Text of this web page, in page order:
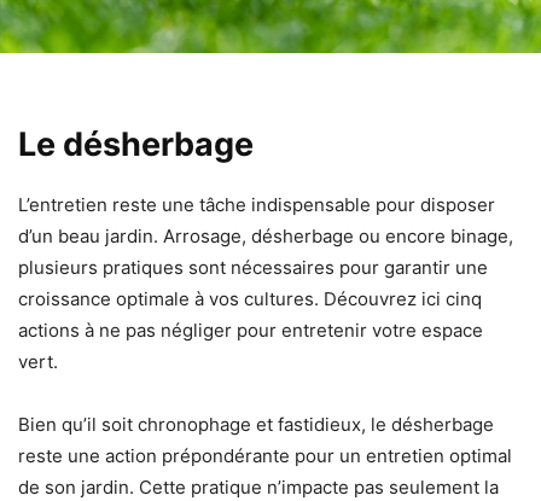
Le désherbage
L’entretien reste une tâche indispensable pour disposer
d’un beau jardin. Arrosage, désherbage ou encore binage,
plusieurs pratiques sont nécessaires pour garantir une
croissance optimale à vos cultures. Découvrez ici cinq
actions à ne pas négliger pour entretenir votre espace
vert.
Bien qu’il soit chronophage et fastidieux, le désherbage
reste une action prépondérante pour un entretien optimal
de son jardin. Cette pratique n’impacte pas seulement la